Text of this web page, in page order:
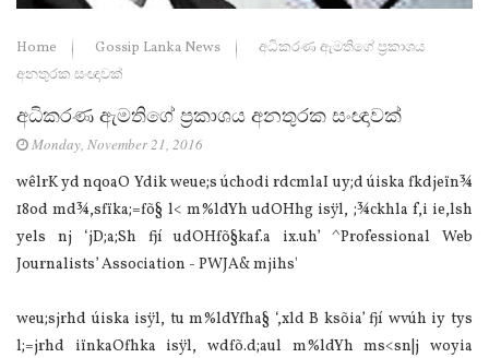
Home Gossip Lanka News
අධිකරණ ඇමතිගේ ප්‍රකාශය
අනතුරක සංඥාවක්
අධිකරණ ඇමතිගේ ප්‍රකාශය අනතුරක සංඥාවක්
Monday, November 21, 2016
wêlrK yd nqoaO Ydik weue;s úchodi rdcmla‌I uy;d úiska fkdjeïn¾
18od md¾,sfïka;=fõ§ l< m%ldYh udOHhg isÿl, ;¾ckhla f,i ie,lsh
yels nj ‘jD;a;Sh fjí udOHfõ§kaf.a ix.uh’ ^Professional Web
Journalists’ Association - PWJA& mjihs'
weu;sjrhd úiska isÿl, tu m%ldYfha§ ‘,xld B ksõia’ fjí wvúh iy tys
l;=jrhd iïnkaOfhka isÿl, wdfõ.d;aul m%ldYh ms<sn|j woyia